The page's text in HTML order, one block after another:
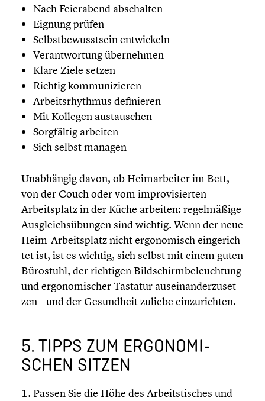
Nach Feier­abend abschal­ten
Eignung prüfen
Selbst­be­wusst­sein entwi­ckeln
Verant­wor­tung überneh­men
Klare Ziele setzen
Richtig kommu­ni­zie­ren
Arbeits­rhyth­mus definie­ren
Mit Kollegen austau­schen
Sorgfäl­tig arbeiten
Sich selbst managen
Unabhän­gig davon, ob Heimar­bei­ter im Bett,
von der Couch oder vom impro­vi­sier­ten
Arbeits­platz in der Küche arbeiten: regel­mä­ßige
Ausgleichs­übun­gen sind wichtig. Wenn der neue
Heim-Arbeitsplatz nicht ergono­misch einge­rich­
tet ist, ist es wichtig, sich selbst mit einem guten
Bürostuhl, der richtigen Bildschirm­be­leuch­tung
und ergono­mi­scher Tastatur ausein­an­der­zu­set­
zen – und der Gesund­heit zuliebe einzu­rich­ten.
5. TIPPS ZUM ERGONO­MI­
SCHEN SITZEN
Passen Sie die Höhe des Arbeits­ti­sches und